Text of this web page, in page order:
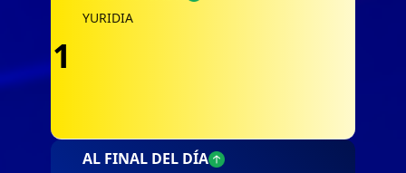
1
YURIDIA
AL FINAL DEL DÍA